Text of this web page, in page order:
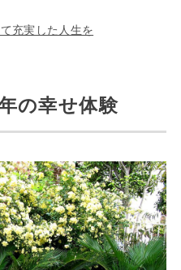
充実した人生を
の幸せ体験